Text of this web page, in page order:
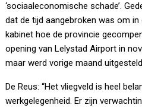
‘sociaaleconomische schade’.
dat de tijd aangebroken was om
kabinet hoe de provincie
opening van Lelystad Airport in
maar werd vorige maand
De Reus: “Het vliegveld is heel
werkgelegenheid. Er zijn